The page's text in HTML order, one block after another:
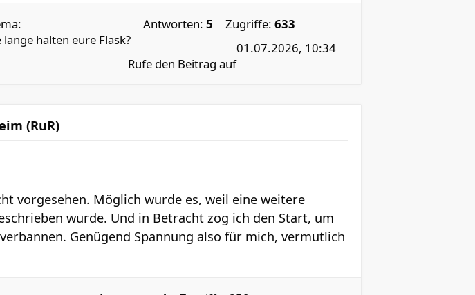
lange halten eure Flask?
Antworten: 5 Zugriffe: 633
01.07.2026, 10:34
Rufe den Beitrag auf
(RuR)
vorgesehen. Möglich wurde es, weil eine weitere
wurde. Und in Betracht zog ich den Start, um
Genügend Spannung also für mich, vermutlich